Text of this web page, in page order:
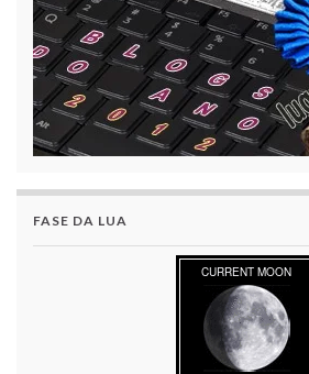
FASE DA LUA